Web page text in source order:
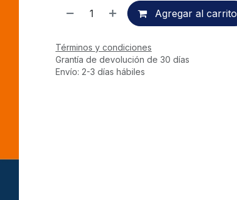
Agregar al carrito
Términos y condiciones
Grantía de devolución de 30 días
Envío: 2-3 días hábiles